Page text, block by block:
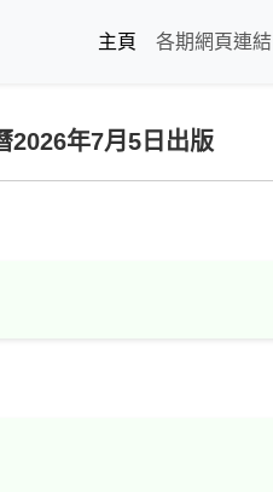
主頁
各期網頁連結
2026年7月5日出版